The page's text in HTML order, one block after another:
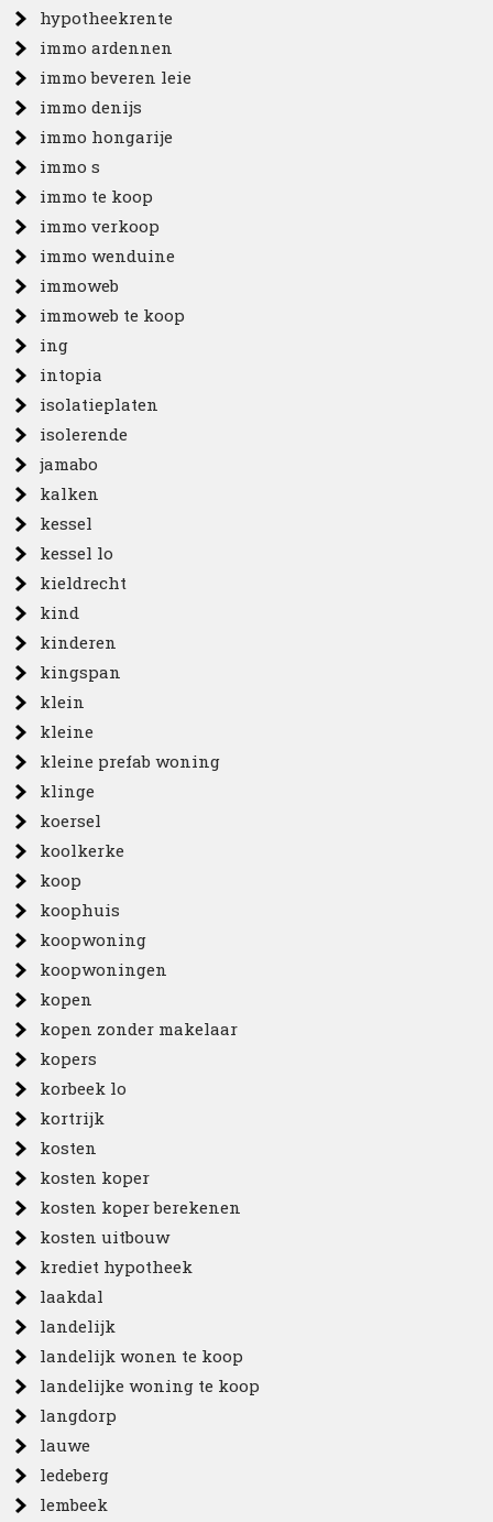
hypotheekrente
immo ardennen
immo beveren leie
immo denijs
immo hongarije
immo s
immo te koop
immo verkoop
immo wenduine
immoweb
immoweb te koop
ing
intopia
isolatieplaten
isolerende
jamabo
kalken
kessel
kessel lo
kieldrecht
kind
kinderen
kingspan
klein
kleine
kleine prefab woning
klinge
koersel
koolkerke
koop
koophuis
koopwoning
koopwoningen
kopen
kopen zonder makelaar
kopers
korbeek lo
kortrijk
kosten
kosten koper
kosten koper berekenen
kosten uitbouw
krediet hypotheek
laakdal
landelijk
landelijk wonen te koop
landelijke woning te koop
langdorp
lauwe
ledeberg
lembeek